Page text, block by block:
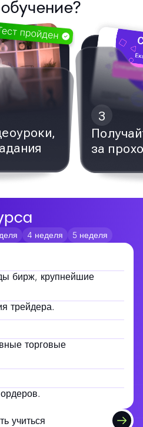
3
за
4 неделя 5 неделя
бирж, крупнейшие
трейдера.
торговые
учиться